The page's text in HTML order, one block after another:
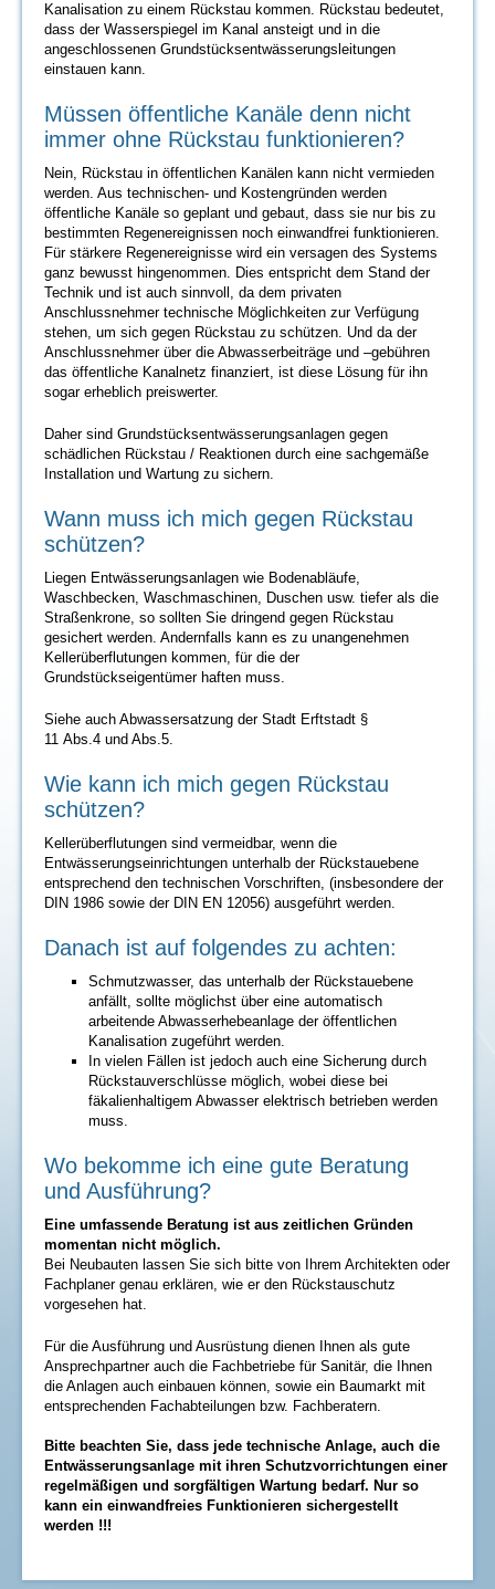
Kanalisation zu einem Rückstau kommen. Rückstau bedeutet,
dass der Wasserspiegel im Kanal ansteigt und in die
angeschlossenen Grundstücksentwässerungsleitungen
einstauen kann.
Müssen öffentliche Kanäle denn nicht
immer ohne Rückstau funktionieren?
Nein, Rückstau in öffentlichen Kanälen kann nicht vermieden
werden. Aus technischen- und Kostengründen werden
öffentliche Kanäle so geplant und gebaut, dass sie nur bis zu
bestimmten Regenereignissen noch einwandfrei funktionieren.
Für stärkere Regenereignisse wird ein versagen des Systems
ganz bewusst hingenommen. Dies entspricht dem Stand der
Technik und ist auch sinnvoll, da dem privaten
Anschlussnehmer technische Möglichkeiten zur Verfügung
stehen, um sich gegen Rückstau zu schützen. Und da der
Anschlussnehmer über die Abwasserbeiträge und –gebühren
das öffentliche Kanalnetz finanziert, ist diese Lösung für ihn
sogar erheblich preiswerter.
Daher sind Grundstücksentwässerungsanlagen gegen
schädlichen Rückstau / Reaktionen durch eine sachgemäße
Installation und Wartung zu sichern.
Wann muss ich mich gegen Rückstau
schützen?
Liegen Entwässerungsanlagen wie Bodenabläufe,
Waschbecken, Waschmaschinen, Duschen usw. tiefer als die
Straßenkrone, so sollten Sie dringend gegen Rückstau
gesichert werden. Andernfalls kann es zu unangenehmen
Kellerüberflutungen kommen, für die der
Grundstückseigentümer haften muss.
Siehe auch Abwassersatzung der Stadt Erftstadt §
11 Abs.4 und Abs.5.
Wie kann ich mich gegen Rückstau
schützen?
Kellerüberflutungen sind vermeidbar, wenn die
Entwässerungseinrichtungen unterhalb der Rückstauebene
entsprechend den technischen Vorschriften, (insbesondere der
DIN 1986 sowie der DIN EN 12056) ausgeführt werden.
Danach ist auf folgendes zu achten:
Schmutzwasser, das unterhalb der Rückstauebene
anfällt, sollte möglichst über eine automatisch
arbeitende Abwasserhebeanlage der öffentlichen
Kanalisation zugeführt werden.
In vielen Fällen ist jedoch auch eine Sicherung durch
Rückstauverschlüsse möglich, wobei diese bei
fäkalienhaltigem Abwasser elektrisch betrieben werden
muss.
Wo bekomme ich eine gute Beratung
und Ausführung?
Eine umfassende Beratung ist aus zeitlichen Gründen
momentan nicht möglich.
Bei Neubauten lassen Sie sich bitte von Ihrem Architekten oder
Fachplaner genau erklären, wie er den Rückstauschutz
vorgesehen hat.
Für die Ausführung und Ausrüstung dienen Ihnen als gute
Ansprechpartner auch die Fachbetriebe für Sanitär, die Ihnen
die Anlagen auch einbauen können, sowie ein Baumarkt mit
entsprechenden Fachabteilungen bzw. Fachberatern.
Bitte beachten Sie, dass jede technische Anlage, auch die
Entwässerungsanlage mit ihren Schutzvorrichtungen einer
regelmäßigen und sorgfältigen Wartung bedarf. Nur so
kann ein einwandfreies Funktionieren sichergestellt
werden !!!